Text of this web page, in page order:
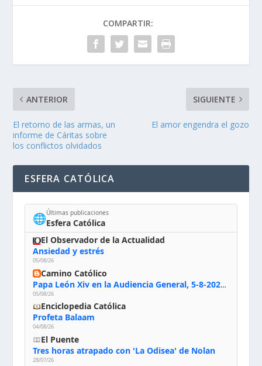
COMPARTIR:
ANTERIOR
El retorno de las armas, un
informe de Cáritas sobre
los conflictos olvidados
SIGUIENTE
El amor engendra el gozo
ESFERA CATÓLICA
🌐Últimas publicaciones
Esfera Católica
El Observador de la Actualidad
Ansiedad y estrés
05/08/26
Camino Católico
Papa León Xiv en la Audiencia General, 5-8-2026: «Dios en el primer puesto; la oración, nuestra primera obligación; la liturgia, la primera fuente de la vida divina que se nos comunica, la primera escuela de nuestra vida espiritual»
05/08/26
Enciclopedia Católica
Profeta Balaam
04/08/26
El Puente
Tres horas atrapado con 'La Odisea' de Nolan
28/07/26